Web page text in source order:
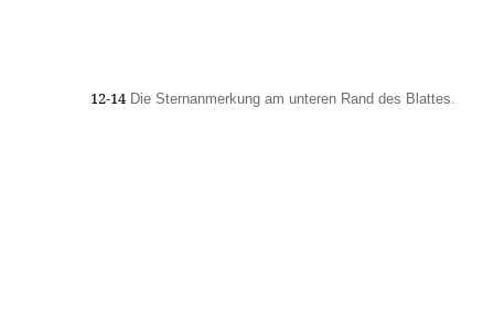
12-14 Die Sternanmerkung am unteren Rand des Blattes.